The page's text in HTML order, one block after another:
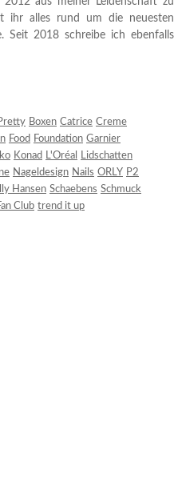
ihr alles rund um die neuesten
Seit 2018 schreibe ich ebenfalls
Boxen Catrice Creme
Food Foundation Garnier
Konad L'Oréal
Lidschatten
Nageldesign Nails ORLY P2
Hansen Schaebens Schmuck
Club trend it up